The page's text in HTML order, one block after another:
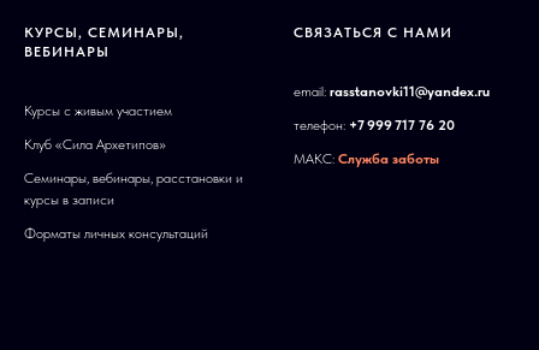
КУРСЫ, СЕМИНАРЫ,
ВЕБИНАРЫ
Курсы с живым участием
Клуб «Сила Архетипов»
Семинары, вебинары, расстановки и
курсы в записи
Форматы личных консультаций
СВЯЗАТЬСЯ С НАМИ
email: rasstanovki11@yandex.ru
телефон: +7 999 717 76 20
МАКС: Служба заботы